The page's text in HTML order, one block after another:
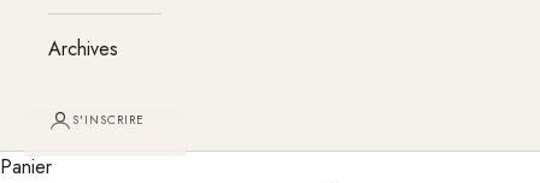
Archives
S'INSCRIRE
Panier